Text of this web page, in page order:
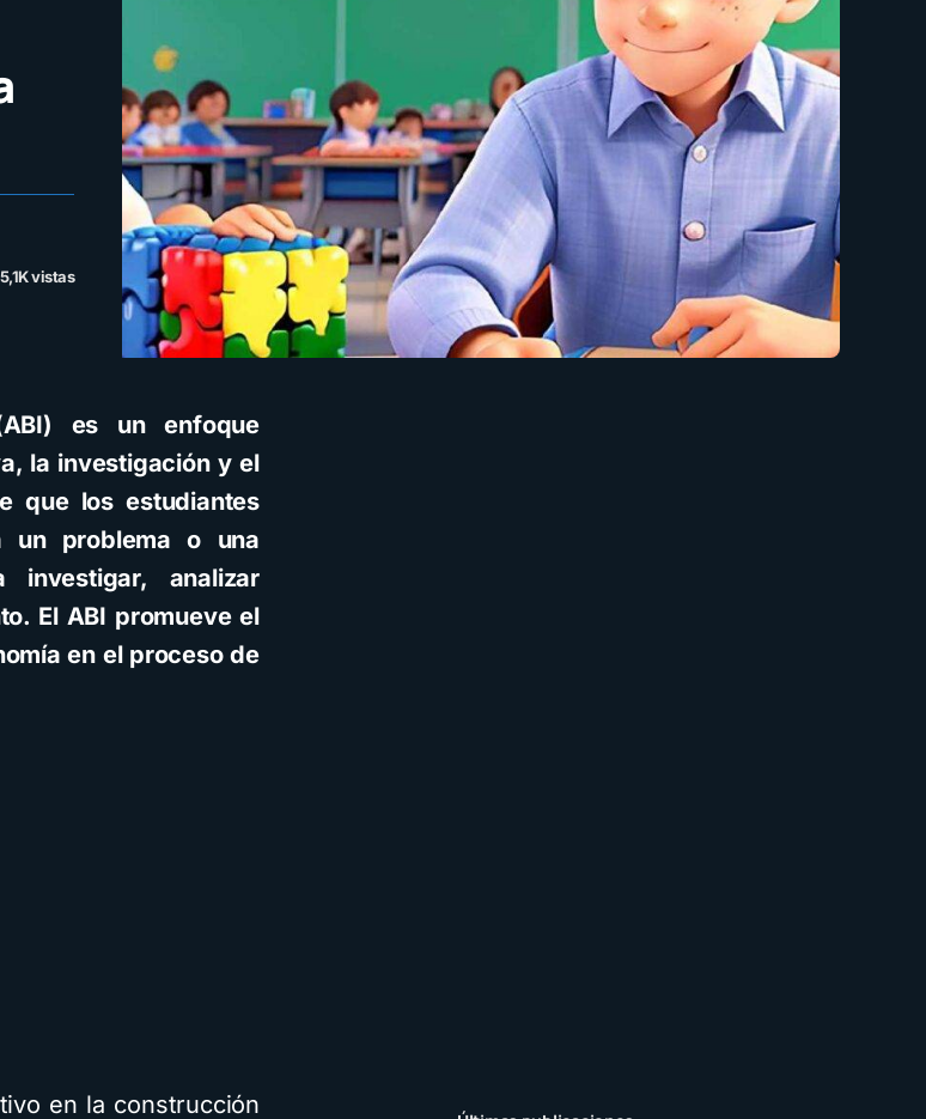
vistas
es un enfoque
la investigación y el
que los estudiantes
un problema o una
analizar
El ABI promueve el
en el proceso de
en la construcción